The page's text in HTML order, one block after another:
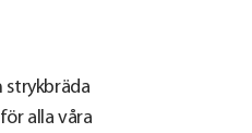
strykbräda
alla våra